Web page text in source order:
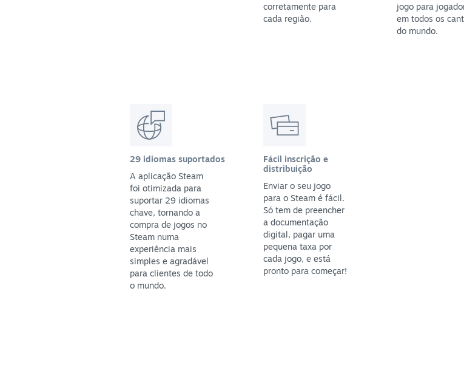
corretamente para
cada região.
jogo para
em todos os
do mundo.
29 idiomas suportados
A aplicação Steam
foi otimizada para
suportar 29 idiomas
chave, tornando a
compra de jogos no
Steam numa
experiência mais
simples e agradável
para clientes de todo
o mundo.
Fácil inscrição e
distribuição
Enviar o seu jogo
para o Steam é fácil.
Só tem de preencher
a documentação
digital, pagar uma
pequena taxa por
cada jogo, e está
pronto para começar!